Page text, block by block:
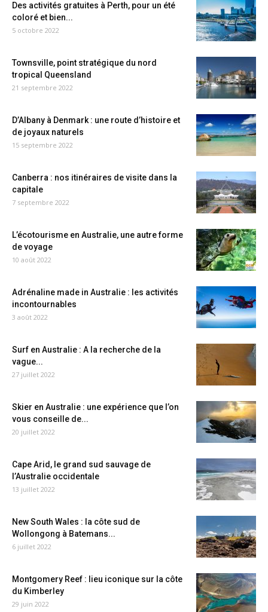
Des activités gratuites à Perth, pour un été
coloré et bien...
5 octobre 2022
Townsville, point stratégique du nord
tropical Queensland
21 septembre 2022
D’Albany à Denmark : une route d’histoire et
de joyaux naturels
15 septembre 2022
Canberra : nos itinéraires de visite dans la
capitale
7 septembre 2022
L’écotourisme en Australie, une autre forme
de voyage
10 août 2022
Adrénaline made in Australie : les activités
incontournables
3 août 2022
Surf en Australie : A la recherche de la
vague...
27 juillet 2022
Skier en Australie : une expérience que l’on
vous conseille de...
20 juillet 2022
Cape Arid, le grand sud sauvage de
l’Australie occidentale
13 juillet 2022
New South Wales : la côte sud de
Wollongong à Batemans...
6 juillet 2022
Montgomery Reef : lieu iconique sur la côte
du Kimberley
29 juin 2022